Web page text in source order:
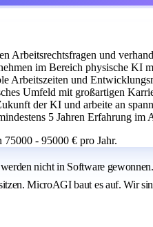
Arbeitsrechtsfragen und
im Bereich physische KI
Arbeitszeiten und
Umfeld mit großartigen
der KI und arbeite an
5 Jahren Erfahrung im
- 95000 € pro Jahr.
nicht in Software
MicroAGI baut es auf. Wir